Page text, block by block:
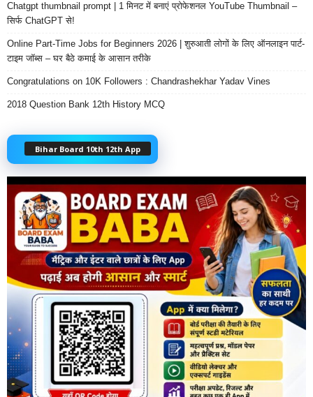
Chatgpt thumbnail prompt | 1 मिनट में बनाएं प्रोफेशनल YouTube Thumbnail –
सिर्फ ChatGPT से!
Online Part-Time Jobs for Beginners 2026 | शुरुआती लोगों के लिए ऑनलाइन पार्ट-
टाइम जॉब्स – घर बैठे कमाई के आसान तरीके
Congratulations on 10K Followers : Chandrashekhar Yadav Vines
2018 Question Bank 12th History MCQ
Bihar Board 10th 12th App